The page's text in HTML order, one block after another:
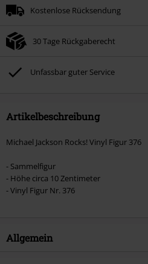
Kostenlose Rücksendung
30 Tage Rückgaberecht
Unfassbar guter Service
Artikelbeschreibung
Michael Jackson Rocks! Vinyl Figur 376
- Sammelfigur
- Höhe circa 10 Zentimeter
- Vinyl Figur Nr. 376
Allgemein